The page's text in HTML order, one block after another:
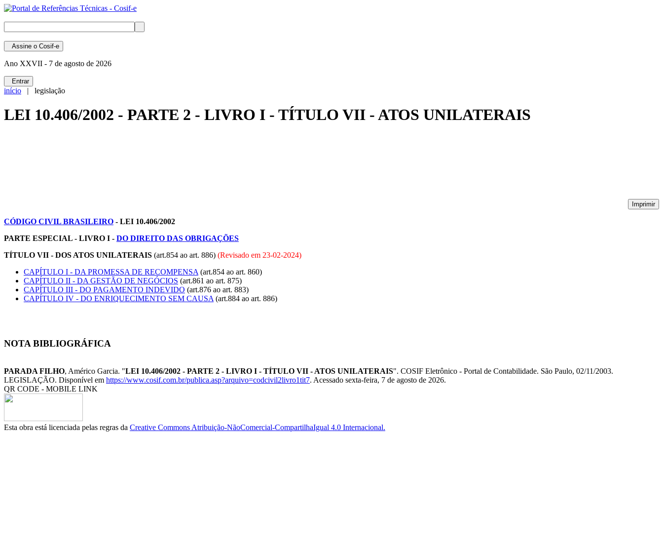
Assine o Cosif-e
Ano XXVII - 7 de agosto de 2026
Entrar
início | legislação
LEI 10.406/2002 - PARTE 2 - LIVRO I - TÍTULO VII - ATOS UNILATERAIS
Imprimir
CÓDIGO CIVIL BRASILEIRO - LEI 10.406/2002
PARTE ESPECIAL - LIVRO I - DO DIREITO DAS OBRIGAÇÕES
TÍTULO VII - DOS ATOS UNILATERAIS (art.854 ao art. 886) (Revisado em 23-02-2024)
CAPÍTULO I - DA PROMESSA DE RECOMPENSA (art.854 ao art. 860)
CAPÍTULO II - DA GESTÃO DE NEGÓCIOS (art.861 ao art. 875)
CAPÍTULO III - DO PAGAMENTO INDEVIDO (art.876 ao art. 883)
CAPÍTULO IV - DO ENRIQUECIMENTO SEM CAUSA (art.884 ao art. 886)
NOTA BIBLIOGRÁFICA
PARADA FILHO, Américo Garcia. "LEI 10.406/2002 - PARTE 2 - LIVRO I - TÍTULO VII - ATOS UNILATERAIS". COSIF Eletrônico - Portal de Contabilidade. São Paulo, 02/11/2003.
LEGISLAÇÃO. Disponível em https://www.cosif.com.br/publica.asp?arquivo=codcivil2livro1tit7. Acessado sexta-feira, 7 de agosto de 2026.
QR CODE - MOBILE LINK
Esta obra está licenciada pelas regras da Creative Commons Atribuição-NãoComercial-CompartilhaIgual 4.0 Internacional.